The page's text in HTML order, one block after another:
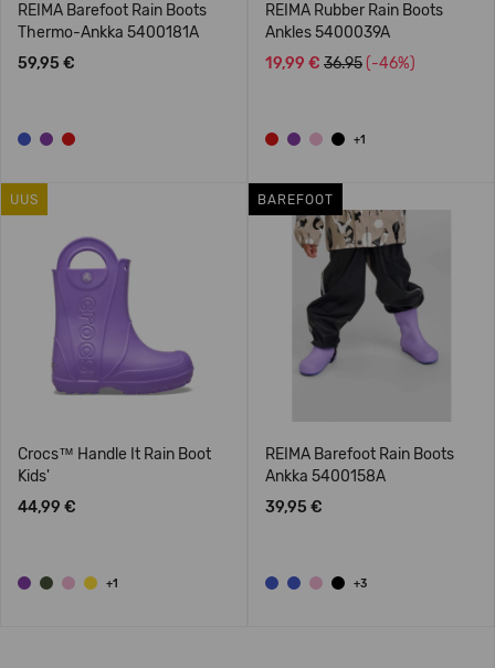
REIMA Barefoot Rain Boots
Thermo-Ankka 5400181A
59,95 €
REIMA Rubber Rain Boots
Ankles 5400039A
19,99 € 36.95 (-46%)
+1
UUS
Crocs™ Handle It Rain Boot
Kids'
44,99 €
+1
BAREFOOT
REIMA Barefoot Rain Boots
Ankka 5400158A
39,95 €
+3